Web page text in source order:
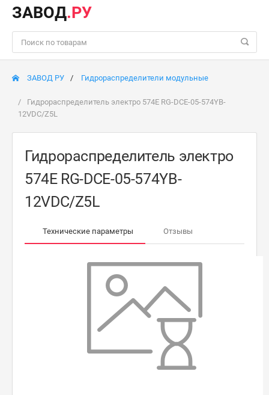
ЗАВОД.РУ
ЗАВОД РУ Гидрораспределители модульные
Гидрораспределитель электро 574E RG-DCE-05-574YB-
12VDC/Z5L
Гидрораспределитель электро
574E RG-DCE-05-574YB-
12VDC/Z5L
Технические параметры Отзывы